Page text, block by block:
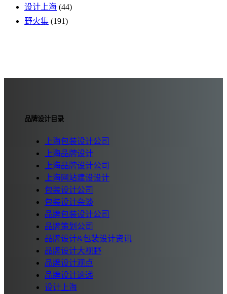
设计上海 (44)
野火集 (191)
品牌设计目录
上海包装设计公司
上海品牌设计
上海品牌设计公司
上海网站建设设计
包装设计公司
包装设计杂谈
品牌包装设计公司
品牌策划公司
品牌设计&包装设计资讯
品牌设计大视野
品牌设计观点
品牌设计速递
设计上海